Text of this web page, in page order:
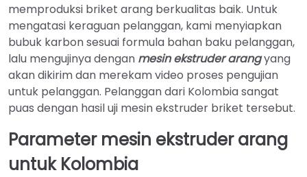
memproduksi briket arang berkualitas baik. Untuk
mengatasi keraguan pelanggan, kami menyiapkan
bubuk karbon sesuai formula bahan baku pelanggan,
lalu mengujinya dengan mesin ekstruder arangyang
akan dikirim dan merekam video proses pengujian
untuk pelanggan. Pelanggan dari Kolombia sangat
puas dengan hasil uji mesin ekstruder briket tersebut.
Parameter mesin ekstruder arang
untuk Kolombia